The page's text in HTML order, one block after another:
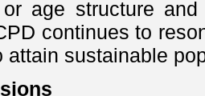
age structure
continues to
attain sustainable